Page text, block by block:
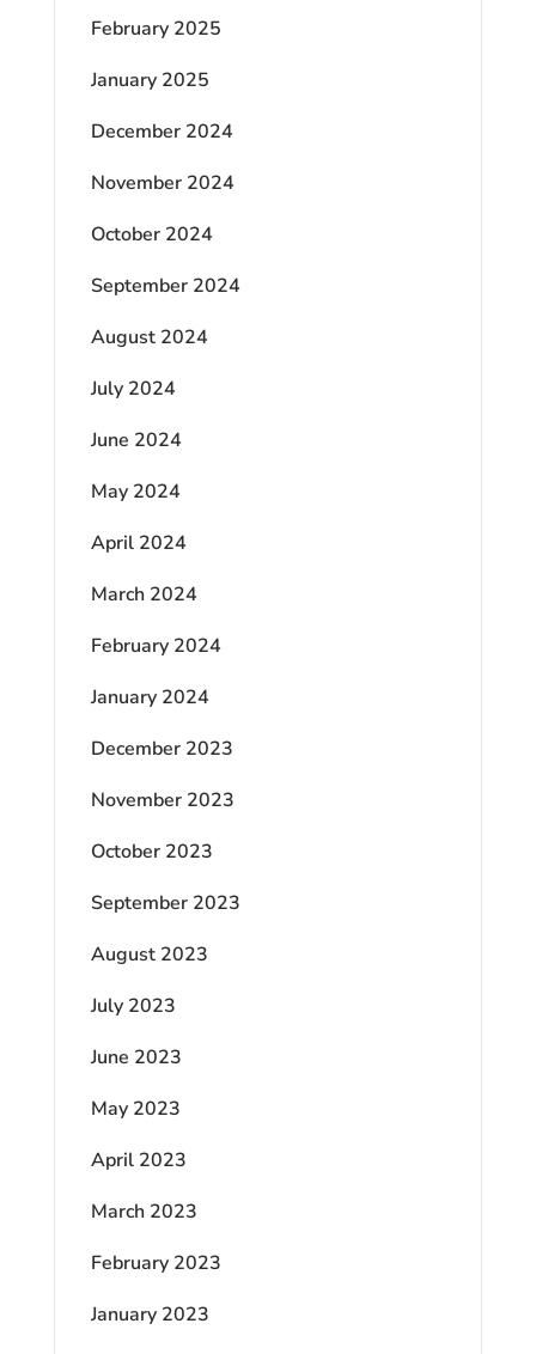
February 2025
January 2025
December 2024
November 2024
October 2024
September 2024
August 2024
July 2024
June 2024
May 2024
April 2024
March 2024
February 2024
January 2024
December 2023
November 2023
October 2023
September 2023
August 2023
July 2023
June 2023
May 2023
April 2023
March 2023
February 2023
January 2023